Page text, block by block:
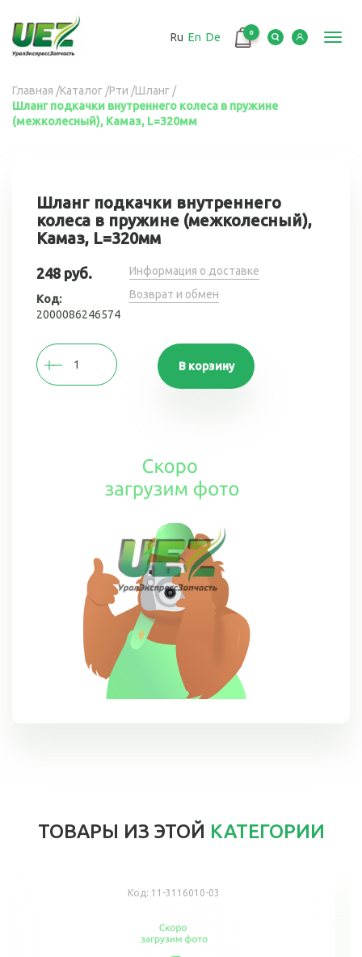
основному
содержанию
Ru En De 0
Вы
здесь
Главная /Каталог /Рти /Шланг /
Шланг подкачки внутреннего колеса в пружине
(межколесный), Камаз, L=320мм
Шланг подкачки внутреннего
колеса в пружине (межколесный),
Камаз, L=320мм
248 руб.
Код:
2000086246574
Информация о доставке
Возврат и обмен
В корзину
ТОВАРЫ ИЗ ЭТОЙ КАТЕГОРИИ
Код: 11-3116010-03